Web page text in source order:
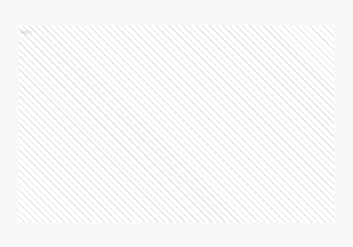
Ads